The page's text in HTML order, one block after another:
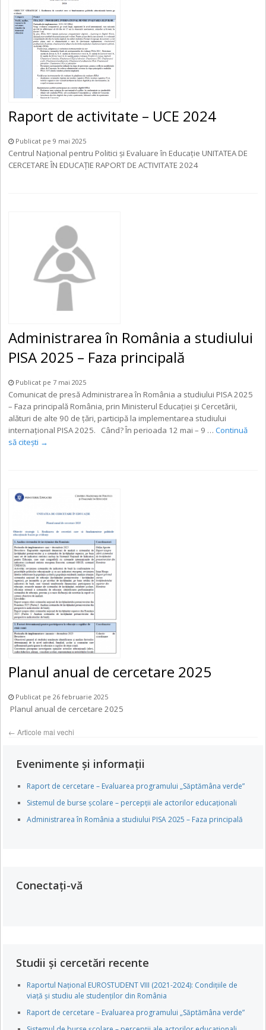
Raport de activitate – UCE 2024
Publicat pe 9 mai 2025
Centrul Național pentru Politici și Evaluare în Educație UNITATEA DE
CERCETARE ÎN EDUCAȚIE RAPORT DE ACTIVITATE 2024
Administrarea în România a studiului
PISA 2025 – Faza principală
Publicat pe 7 mai 2025
Comunicat de presă Administrarea în România a studiului PISA 2025
– Faza principală România, prin Ministerul Educației și Cercetării,
alături de alte 90 de țări, participă la implementarea studiului
internațional PISA 2025. Când? În perioada 12 mai – 9 …Continuă
să citești →
Planul anual de cercetare 2025
Publicat pe 26 februarie 2025
Planul anual de cercetare 2025
← Articole mai vechi
Evenimente și informații
Raport de cercetare – Evaluarea programului „Săptămâna verde”
Sistemul de burse școlare – percepții ale actorilor educaționali
Administrarea în România a studiului PISA 2025 – Faza principală
Conectați-vă
Studii și cercetări recente
Raportul Național EUROSTUDENT VIII (2021-2024): Condițiile de
viață și studiu ale studenților din România
Raport de cercetare – Evaluarea programului „Săptămâna verde”